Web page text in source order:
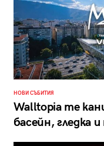
НОВИ СЪБИТИЯ
Walltopia те
басейн, гледка